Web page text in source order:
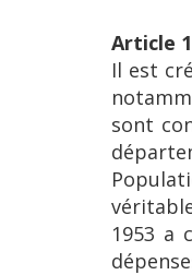
Article
Il est
sont
1953 a